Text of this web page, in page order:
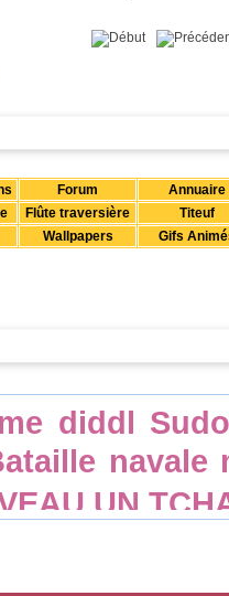
Forum
Annuaire
Flûte traversière
Titeuf
Wallpapers Gifs
diddl
navale
UN